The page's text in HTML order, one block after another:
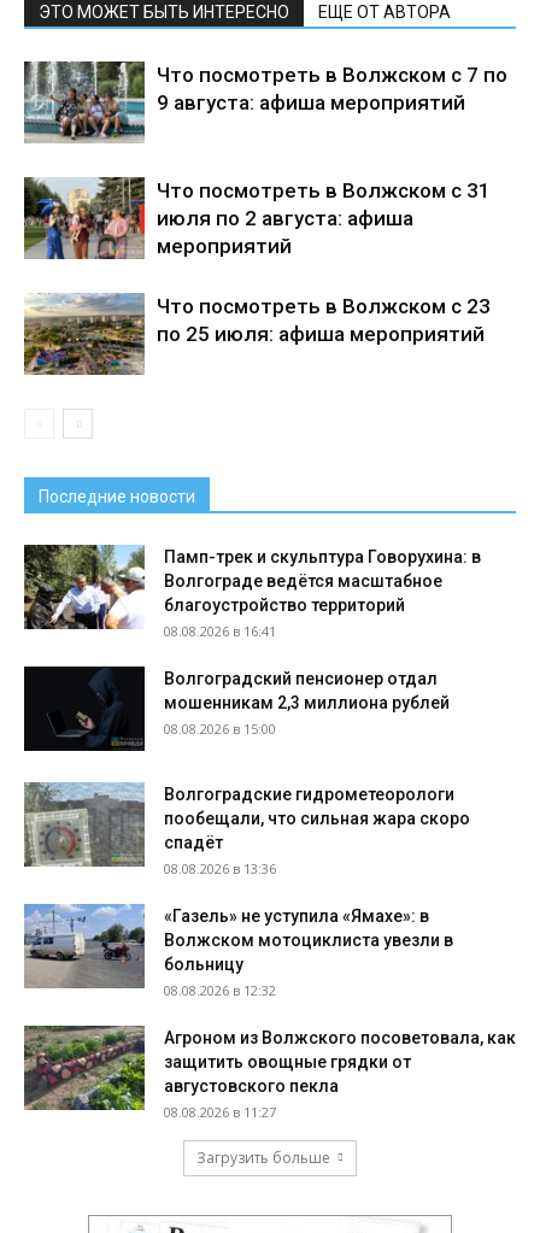
ЭТО МОЖЕТ БЫТЬ ИНТЕРЕСНО ЕЩЕ ОТ АВТОРА
Что посмотреть в Волжском с 7 по
9 августа: афиша мероприятий
Что посмотреть в Волжском с 31
июля по 2 августа: афиша
мероприятий
Что посмотреть в Волжском с 23
по 25 июля: афиша мероприятий
Последние новости
Памп-трек и скульптура Говорухина: в
Волгограде ведётся масштабное
благоустройство территорий
08.08.2026 в 16:41
Волгоградский пенсионер отдал
мошенникам 2,3 миллиона рублей
08.08.2026 в 15:00
Волгоградские гидрометеорологи
пообещали, что сильная жара скоро
спадёт
08.08.2026 в 13:36
«Газель» не уступила «Ямахе»: в
Волжском мотоциклиста увезли в
больницу
08.08.2026 в 12:32
Агроном из Волжского посоветовала, как
защитить овощные грядки от
августовского пекла
08.08.2026 в 11:27
Загрузить больше